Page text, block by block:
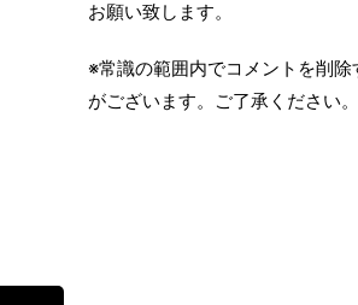
お願い致します。
※常識の範囲内でコメントを削除
がございます。ご了承ください。